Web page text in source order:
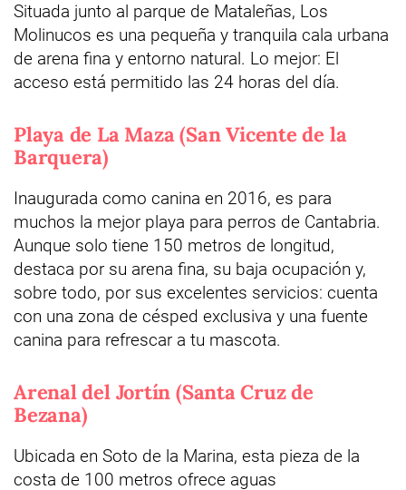
Situada junto al parque de Mataleñas, Los
Molinucos es una pequeña y tranquila cala urbana
de arena fina y entorno natural. Lo mejor: El
acceso está permitido las 24 horas del día.
Playa de La Maza (San Vicente de la
Barquera)
Inaugurada como canina en 2016, es para
muchos la mejor playa para perros de Cantabria.
Aunque solo tiene 150 metros de longitud,
destaca por su arena fina, su baja ocupación y,
sobre todo, por sus excelentes servicios: cuenta
con una zona de césped exclusiva y una fuente
canina para refrescar a tu mascota.
Arenal del Jortín (Santa Cruz de
Bezana)
Ubicada en Soto de la Marina, esta pieza de la
costa de 100 metros ofrece aguas